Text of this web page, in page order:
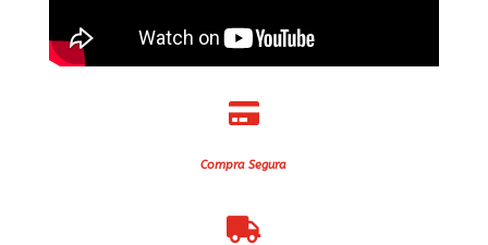

Compra Segura
